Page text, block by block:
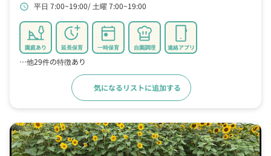
schedule 平日 7:00~19:00 土曜 7:00~19:00
園庭あり 延長保育 一時保育 自園調理 連絡アプリ
…他29件の特徴あり
気になるリストに追加する